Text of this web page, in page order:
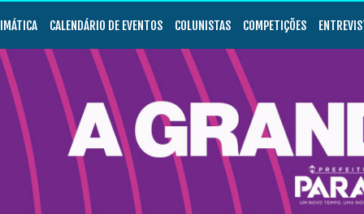
CALENDÁRIO DE EVENTOS COLUNISTAS COMPETIÇÕES